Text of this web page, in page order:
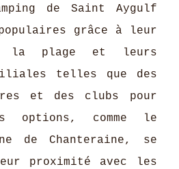
de Saint Aygulf
grâce à leur
la plage et leurs
telles que des
et des clubs pour
options, comme le
de Chanteraine, se
proximité avec les